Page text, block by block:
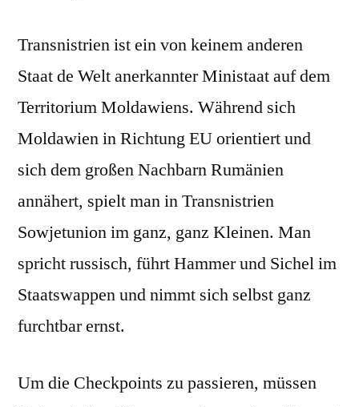
Transnistrien ist ein von keinem anderen
Staat de Welt anerkannter Ministaat auf dem
Territorium Moldawiens. Während sich
Moldawien in Richtung EU orientiert und
sich dem großen Nachbarn Rumänien
annähert, spielt man in Transnistrien
Sowjetunion im ganz, ganz Kleinen. Man
spricht russisch, führt Hammer und Sichel im
Staatswappen und nimmt sich selbst ganz
furchtbar ernst.
Um die Checkpoints zu passieren, müssen